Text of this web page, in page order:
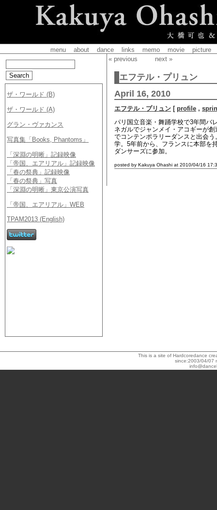
menu about dance links memo movie
picture
« previous
next »
エフテル・プリュン
April 16, 2010
エフテル・プリュン [ profile ,
パリ国立音楽・舞踊学校で3年間バ
ネガルでジャンメイ・アコギーが
でコンテンポラリーダンスと出会
学。5年前から、フランスに本部を
ダンサーズに参加。
posted by Kakuya Ohashi at 2010/04/16
This is a site of Hardcoredance
since:2003/04/07